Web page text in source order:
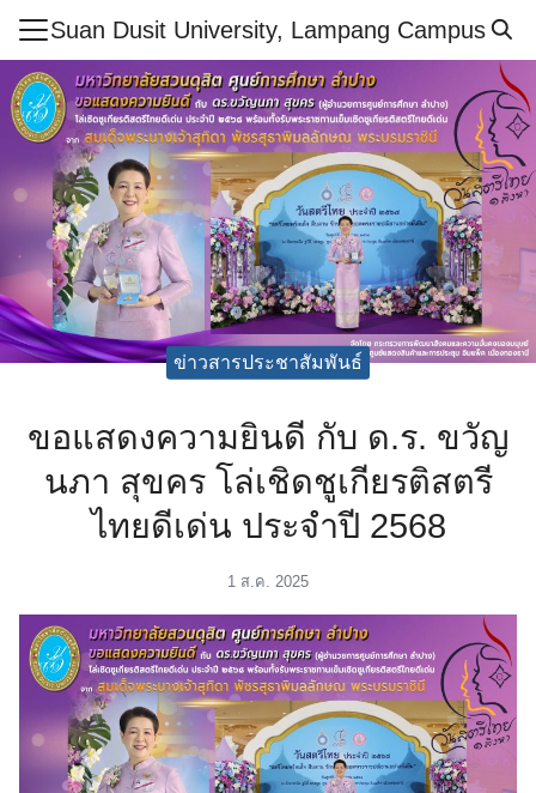
content
Suan Dusit University, Lampang Campus
ศูนย์ฯ
ร
รและกิจกรรม
ย์
Search
for:
ข่าวสารประชาสัมพันธ์
ขอแสดงความยินดี กับ ด.ร. ขวัญ
นภา สุขคร โล่เชิดชูเกียรติสตรี
ไทยดีเด่น ประจำปี 2568
1 ส.ค. 2025